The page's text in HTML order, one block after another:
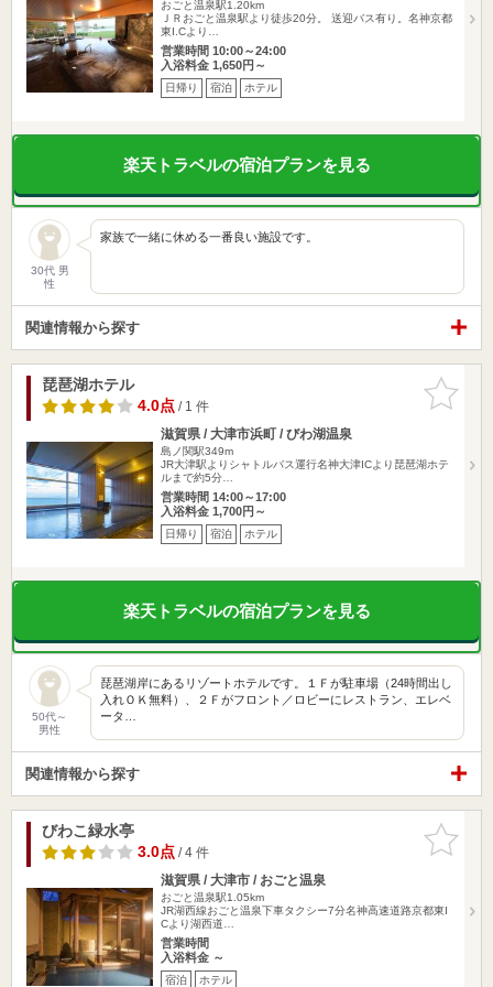
おごと温泉駅1.20km
ＪＲおごと温泉駅より徒歩20分。 送迎バス有り。名神京都
東I.Cより…
営業時間 10:00～24:00
入浴料金 1,650円～
日帰り 宿泊 ホテル
楽天トラベルの宿泊プランを見る
30代 男
性
家族で一緒に休める一番良い施設です。
関連情報から探す
お気に入
りに追加
琵琶湖ホテル
4.0点/ 1 件
滋賀県 / 大津市浜町 / びわ湖温泉
島ノ関駅349m
JR大津駅よりシャトルバス運行名神大津ICより琵琶湖ホテ
ルまで約5分…
営業時間 14:00～17:00
入浴料金 1,700円～
日帰り 宿泊 ホテル
楽天トラベルの宿泊プランを見る
50代～
男性
琵琶湖岸にあるリゾートホテルです。１Ｆが駐車場（24時間出し
入れＯＫ無料）、２Ｆがフロント／ロビーにレストラン、エレベ
ータ…
関連情報から探す
お気に入
りに追加
びわこ緑水亭
3.0点/ 4 件
滋賀県 / 大津市 / おごと温泉
おごと温泉駅1.05km
JR湖西線おごと温泉下車タクシー7分名神高速道路京都東I
Cより湖西道…
営業時間
入浴料金 ～
宿泊 ホテル